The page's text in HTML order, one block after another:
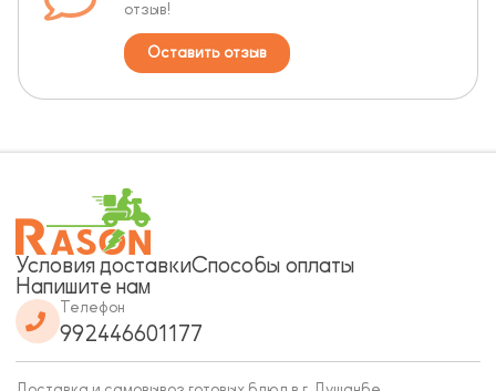
отзыв!
Оставить отзыв
Условия доставкиСпособы оплаты
Напишите нам
Телефон
992446601177